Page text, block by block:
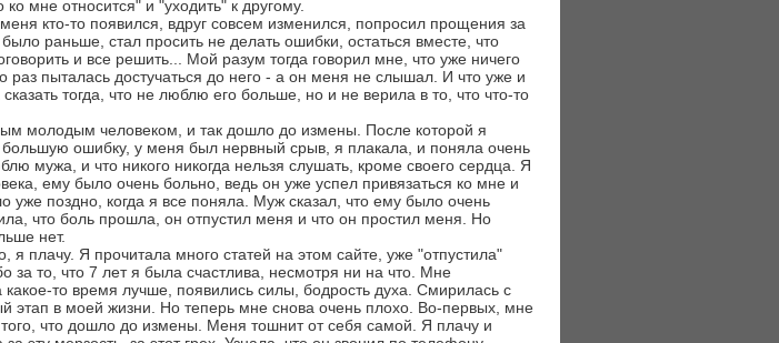
мне относится" и "уходить" к другому.
кто-то появился, вдруг совсем изменился, попросил прощения за
раньше, стал просить не делать ошибки, остаться вместе, что
и все решить... Мой разум тогда говорил мне, что уже ничего
раз пыталась достучаться до него - а он меня не слышал. И что уже и
тогда, что не люблю его больше, но и не верила в то, что что-то
молодым человеком, и так дошло до измены. После которой я
ошибку, у меня был нервный срыв, я плакала, и поняла очень
мужа, и что никого никогда нельзя слушать, кроме своего сердца. Я
ему было очень больно, ведь он уже успел привязаться ко мне и
уже поздно, когда я все поняла. Муж сказал, что ему было очень
что боль прошла, он отпустил меня и что он простил меня. Но
нет.
я плачу. Я прочитала много статей на этом сайте, уже "отпустила"
за то, что 7 лет я была счастлива, несмотря ни на что. Мне
какое-то время лучше, появились силы, бодрость духа. Смирилась с
этап в моей жизни. Но теперь мне снова очень плохо. Во-первых, мне
что дошло до измены. Меня тошнит от себя самой. Я плачу и